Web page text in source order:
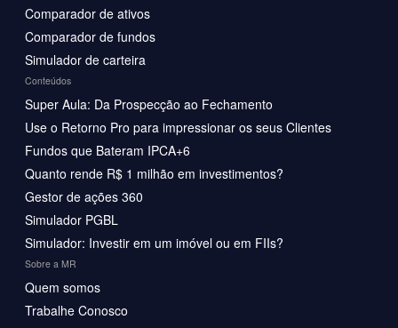
Comparador de ativos
Comparador de fundos
Simulador de carteira
Conteúdos
Super Aula: Da Prospecção ao Fechamento
Use o Retorno Pro para impressionar os seus Clientes
Fundos que Bateram IPCA+6
Quanto rende R$ 1 milhão em investimentos?
Gestor de ações 360
Simulador PGBL
Simulador: Investir em um imóvel ou em FIIs?
Sobre a MR
Quem somos
Trabalhe Conosco